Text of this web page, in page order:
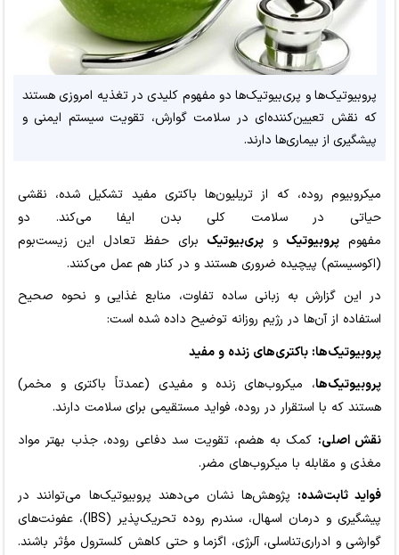
پروبیوتیک‌ها و پری‌بیوتیک‌ها دو مفهوم کلیدی در تغذیه امروزی هستند
که نقش تعیین‌کننده‌ای در سلامت گوارش، تقویت سیستم ایمنی و
پیشگیری از بیماری‌ها دارند.
میکروبیوم روده، که از تریلیون‌ها باکتری مفید تشکیل شده، نقشی
حیاتی در سلامت کلی بدن ایفا می‌کند. دو
مفهوم پروبیوتیک و پری‌بیوتیک برای حفظ تعادل این زیست‌بوم
(اکوسیستم) پیچیده ضروری هستند و در کنار هم عمل می‌کنند.
در این گزارش به زبانی ساده تفاوت، منابع غذایی و نحوه صحیح
استفاده از آن‌ها در رژیم روزانه توضیح داده شده است:
پروبیوتیک‌ها: باکتری‌های زنده و مفید
پروبیوتیک‌ها، میکروب‌های زنده و مفیدی (عمدتاً باکتری و مخمر)
هستند که با استقرار در روده، فواید مستقیمی برای سلامت دارند.
نقش اصلی: کمک به هضم، تقویت سد دفاعی روده، جذب بهتر مواد
مغذی و مقابله با میکروب‌های مضر.
فواید ثابت‌شده: پژوهش‌ها نشان می‌دهند پروبیوتیک‌ها می‌توانند در
پیشگیری و درمان اسهال، سندرم روده تحریک‌پذیر (IBS)، عفونت‌های
گوارشی و ادراری‌تناسلی، آلرژی، اگزما و حتی کاهش کلسترول مؤثر باشند.